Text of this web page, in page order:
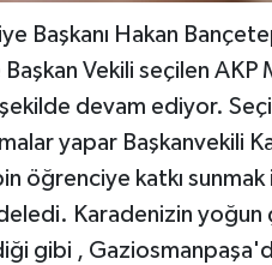
Başkanı Hakan
Vekili seçilen AKP
şekilde devam ediyor.
yapar Başkanvekili
öğrenciye katkı
Karadenizin yoğun
gibi ,